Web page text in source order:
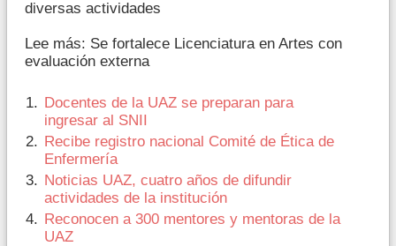
diversas actividades
Lee más: Se fortalece Licenciatura en Artes con
evaluación externa
Docentes de la UAZ se preparan para
ingresar al SNII
Recibe registro nacional Comité de Ética de
Enfermería
Noticias UAZ, cuatro años de difundir
actividades de la institución
Reconocen a 300 mentores y mentoras de la
UAZ